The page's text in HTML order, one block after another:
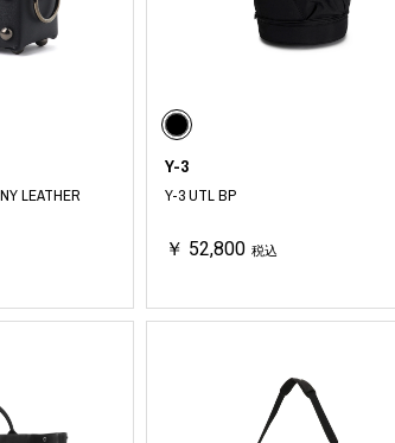
マスターピースと「黒」が出会う、漆黒の「バンブーチェ
LEATHER
Y-3
Y-3 UTL BP
￥ 52,800 税込